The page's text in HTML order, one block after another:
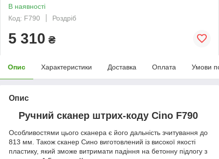
В наявності
Код: F790
Роздріб
5 310 ₴
Опис Характеристики Доставка Оплата Умови
Опис
Ручний сканер штрих-коду Cino F790
Особливостями цього сканера є його дальність зчитування до
813 мм. Також сканер Сино виготовлений із високої якості
пластику, який зможе витримати падіння на бетонну підлогу з